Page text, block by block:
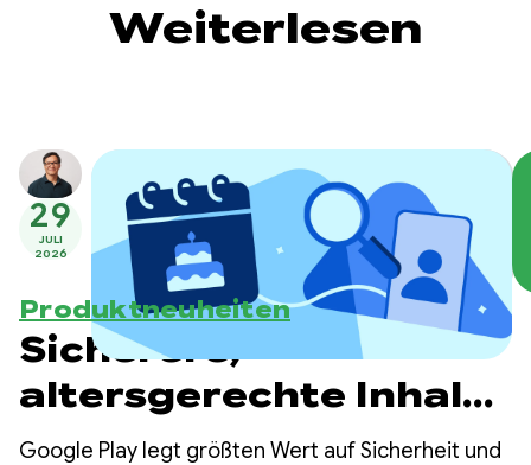
Weiterlesen
29
JULI
2026
Produktneuheiten
Sicherere,
altersgerechte Inhalte
bei Google Play
Google Play legt größten Wert auf Sicherheit und